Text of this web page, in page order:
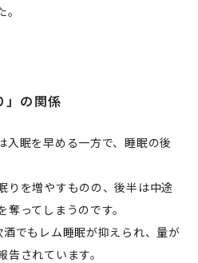
」の関係
入眠を早める一方で、睡眠の後
りを増やすものの、後半は中途
ってしまうのです。
でもレム睡眠が抑えられ、量が
されています。